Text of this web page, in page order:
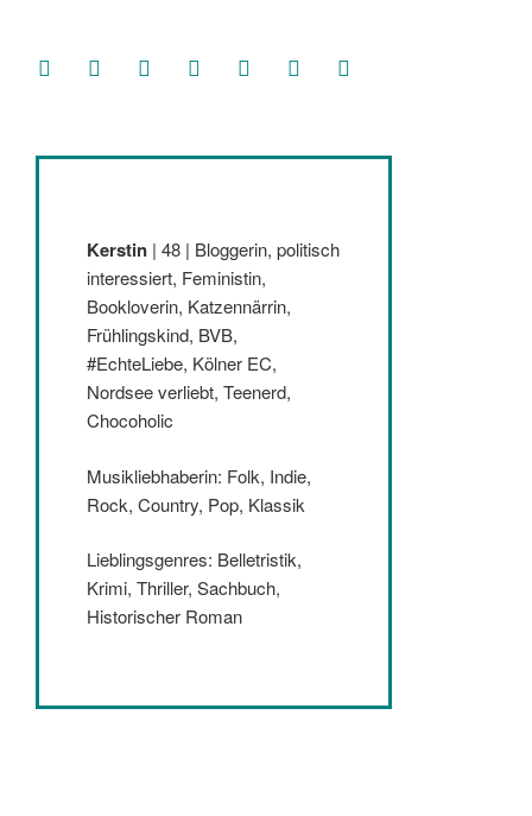
facebooksoundcloud
twitter mastodoninstagramthreads goodreads
Kerstin | 48 | Bloggerin, politisch
interessiert, Feministin,
Bookloverin, Katzennärrin,
Frühlingskind, BVB,
#EchteLiebe, Kölner EC,
Nordsee verliebt, Teenerd,
Chocoholic
Musikliebhaberin: Folk, Indie,
Rock, Country, Pop, Klassik
Lieblingsgenres: Belletristik,
Krimi, Thriller, Sachbuch,
Historischer Roman